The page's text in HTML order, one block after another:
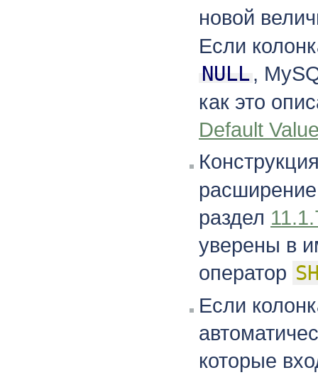
новой
Если
NULL,
как это
Default
раздел
уверены в
оператор
Если
которые